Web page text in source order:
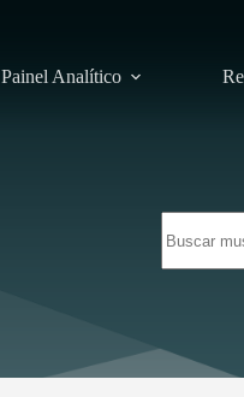
Painel Analítico
resultados